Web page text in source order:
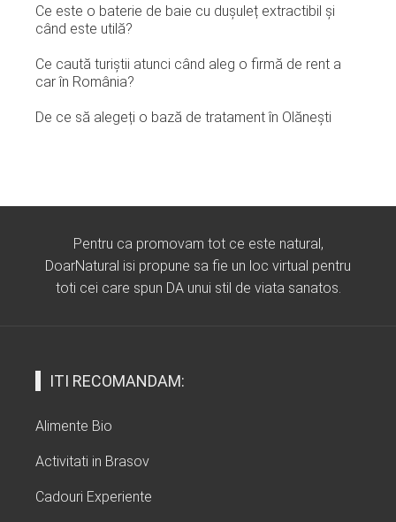
Ce este o baterie de baie cu dușuleț extractibil și
când este utilă?
Ce caută turiștii atunci când aleg o firmă de rent a
car în România?
De ce să alegeți o bază de tratament în Olănești
Pentru ca promovam tot ce este natural,
DoarNatural isi propune sa fie un loc virtual pentru
toti cei care spun DA unui stil de viata sanatos.
ITI RECOMANDAM:
Alimente Bio
Activitati in Brasov
Cadouri Experiente